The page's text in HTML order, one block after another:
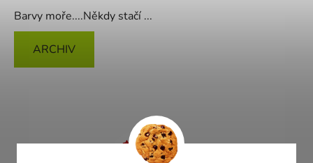
Barvy moře....Někdy stačí ...
ARCHIV